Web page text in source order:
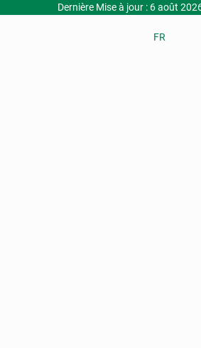
Dernière Mise à jour : 6 août
FR